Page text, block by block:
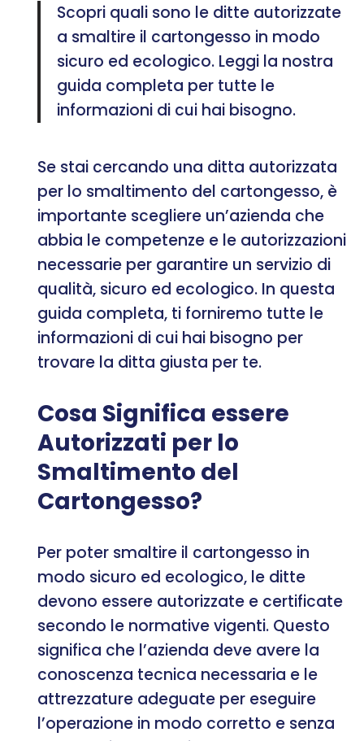
Scopri quali sono le ditte autorizzate
a smaltire il cartongesso in modo
sicuro ed ecologico. Leggi la nostra
guida completa per tutte le
informazioni di cui hai bisogno.
Se stai cercando una ditta autorizzata
per lo smaltimento del cartongesso, è
importante scegliere un’azienda che
abbia le competenze e le autorizzazioni
necessarie per garantire un servizio di
qualità, sicuro ed ecologico. In questa
guida completa, ti forniremo tutte le
informazioni di cui hai bisogno per
trovare la ditta giusta per te.
Cosa Significa essere
Autorizzati per lo
Smaltimento del
Cartongesso?
Per poter smaltire il cartongesso in
modo sicuro ed ecologico, le ditte
devono essere autorizzate e certificate
secondo le normative vigenti. Questo
significa che l’azienda deve avere la
conoscenza tecnica necessaria e le
attrezzature adeguate per eseguire
l’operazione in modo corretto e senza